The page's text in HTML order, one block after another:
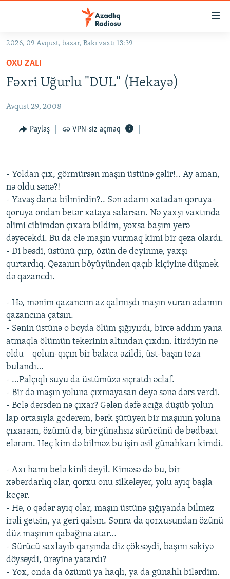
Əsas
qayıt
Əsas
qayıt
KORRUPSIOMETR
#ƏSLINDƏ
FƏRQƏ BAX
MULTIMEDIA
VIDEO
FOTOQALEREYA
İNFOQRAFIKA
KARIKATURA
RADIO ARXIV
OXU ZALI
AZƏRBAYCAN ƏDƏBIYYATI KITABXANASI
İSLAM VƏ DEMOKRATIYA
İZ - MƏDƏNIYYƏT PROQRAMI
HAQQIMIZDA
MISSIYAMIZ
PEŞƏ ETIKASI VƏ JURNALISTIKA STANDARTLARIMIZ
MATERIALLARIMIZDAN ISTIFADƏ
BIZIMLƏ ƏLAQƏ
XƏBƏR BÜLLETENLƏRIMIZ
BIZI IZLƏ
RFE/RL-in bütün saytları
2026, 09 Avqust, bazar, Bakı vaxtı 13:39
OXU ZALI
Fəxri Uğurlu "DUL" (Hekayə)
Avqust 29, 2008
Paylaş VPN-siz açmaq
- Yoldan çıx, görmürsən maşın üstünə gəlir!.. Ay aman,
nə oldu sənə?!
- Yavaş darta bilmirdin?.. Sən adamı xatadan qoruya-
qoruya ondan betər xataya salarsan. Nə yaxşı vaxtında
əlimi cibimdən çıxara bildim, yoxsa başım yerə
dəyəcəkdi. Bu da elə maşın vurmaq kimi bir qəza olardı.
- Di bəsdi, üstünü çırp, özün də deyinmə, yaxşı
qurtardıq. Qəzanın böyüyündən qaçıb kiçiyinə düşmək
də qazancdı.
- Hə, mənim qazancım az qalmışdı maşın vuran adamın
qazancına çatsın.
- Sənin üstünə o boyda ölüm şığıyırdı, bircə addım yana
atmaqla ölümün təkərinin altından çıxdın. İtirdiyin nə
oldu – qolun-qıçın bir balaca əzildi, üst-başın toza
bulandı…
- …Palçıqlı suyu da üstümüzə sıçratdı əclaf.
- Bir də maşın yoluna çıxmayasan deyə sənə dərs verdi.
- Belə dərsdən nə çıxar? Gələn dəfə acığa düşüb yolun
lap ortasıyla gedərəm, bərk şütüyən bir maşının yoluna
çıxaram, özümü də, bir günahsız sürücünü də bədbəxt
elərəm. Heç kim də bilməz bu işin əsil günahkarı kimdi.
- Axı hamı belə kinli deyil. Kiməsə də bu, bir
xəbərdarlıq olar, qorxu onu silkələyər, yolu ayıq başla
keçər.
- Hə, o qədər ayıq olar, maşın üstünə şığıyanda bilməz
irəli getsin, ya geri qalsın. Sonra da qorxusundan özünü
düz maşının qabağına atar…
- Sürücü saxlayıb qarşında diz çöksəydi, başını səkiyə
döysəydi, ürəyinə yatardı?
- Yox, onda da özümü ya haqlı, ya da günahlı bilərdim.